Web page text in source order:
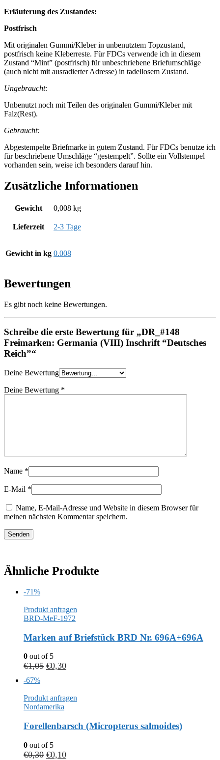
Erläuterung des Zustandes:
Postfrisch
Mit originalen Gummi/Kleber in unbenutztem Topzustand,
postfrisch keine Kleberreste. Für FDCs verwende ich in diesem
Zustand “Mint” (postfrisch) für unbeschriebene Briefumschläge
(auch nicht mit ausradierter Adresse) in tadellosem Zustand.
Ungebraucht:
Unbenutzt noch mit Teilen des originalen Gummi/Kleber mit
Falz(Rest).
Gebraucht:
Abgestempelte Briefmarke in gutem Zustand. Für FDCs benutze ich
für beschriebene Umschläge “gestempelt”. Sollte ein Vollstempel
vorhanden sein, weise ich besonders darauf hin.
Zusätzliche Informationen
Gewicht 0,008 kg
Lieferzeit 2-3 Tage
Gewicht in kg 0.008
Bewertungen
Es gibt noch keine Bewertungen.
Schreibe die erste Bewertung für „DR_#148
Freimarken: Germania (VIII) Inschrift “Deutsches
Reich”“
Deine Bewertung
Deine Bewertung *
Name *
E-Mail *
Name, E-Mail-Adresse und Website in diesem Browser für
meinen nächsten Kommentar speichern.
Ähnliche Produkte
-71%
Produkt anfragen
BRD-MeF-1972
Marken auf Briefstück BRD Nr. 696A+696A
0 out of 5
€1,05 €0,30
-67%
Produkt anfragen
Nordamerika
Forellenbarsch (Micropterus salmoides)
0 out of 5
€0,30 €0,10